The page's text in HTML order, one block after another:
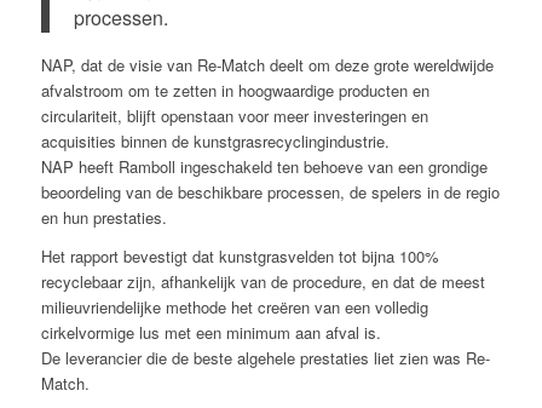
processen.
NAP, dat de visie van Re-Match deelt om deze grote wereldwijde
afvalstroom om te zetten in hoogwaardige producten en
circulariteit, blijft openstaan voor meer investeringen en
acquisities binnen de kunstgrasrecyclingindustrie.
NAP heeft Ramboll ingeschakeld ten behoeve van een grondige
beoordeling van de beschikbare processen, de spelers in de regio
en hun prestaties.
Het rapport bevestigt dat kunstgrasvelden tot bijna 100%
recyclebaar zijn, afhankelijk van de procedure, en dat de meest
milieuvriendelijke methode het creëren van een volledig
cirkelvormige lus met een minimum aan afval is.
De leverancier die de beste algehele prestaties liet zien was Re-
Match.